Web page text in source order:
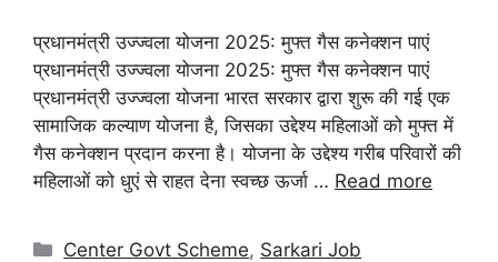
प्रधानमंत्री उज्ज्वला योजना 2025: मुफ्त गैस कनेक्शन पाएं
प्रधानमंत्री उज्ज्वला योजना 2025: मुफ्त गैस कनेक्शन पाएं
प्रधानमंत्री उज्ज्वला योजना भारत सरकार द्वारा शुरू की गई एक
सामाजिक कल्याण योजना है, जिसका उद्देश्य महिलाओं को मुफ्त में
गैस कनेक्शन प्रदान करना है। योजना के उद्देश्य गरीब परिवारों की
महिलाओं को धुएं से राहत देना स्वच्छ ऊर्जा … Read more
Center Govt Scheme, Sarkari Job